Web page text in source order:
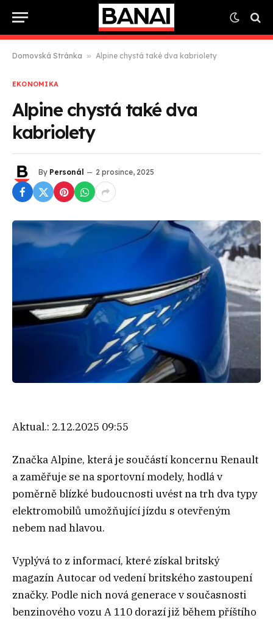
Domovská Stránka » Alpine chystá také dva kabriolety
EKONOMIKA
Alpine chystá také dva
kabriolety
By Personál 2 prosince, 2025
Aktual.: 2.12.2025 09:55
Značka Alpine, která je součástí koncernu Renault
a zaměřuje se na sportovní modely, hodlá v
poměrně blízké budoucnosti uvést na trh dva typy
elektromobilů umožňující jízdu s otevřeným
nebem nad hlavou.
Vyplývá to z informací, které získal britský
magazín Autocar od vedení britského zastoupení
značky. Podle nich nová generace v současnosti
benzinového vozu A 110 dorazí již během příštího